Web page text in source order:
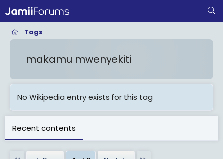
Tags
makamu mwenyekiti
No Wikipedia entry exists for this tag
Recent contents